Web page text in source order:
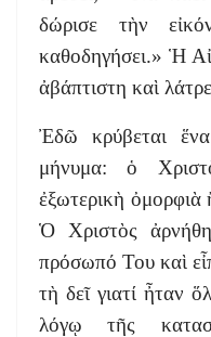
δώρισε τὴν
καθοδηγήσει.» Ἡ
ἀβάπτιστη καὶ
Ἐδῶ κρύβεται
μήνυμα: ὁ
ἐξωτερικὴ
Ὁ Χριστὸς
πρόσωπό Του καὶ
τὴ δεῖ γιατί ἦταν
λόγῳ τῆς